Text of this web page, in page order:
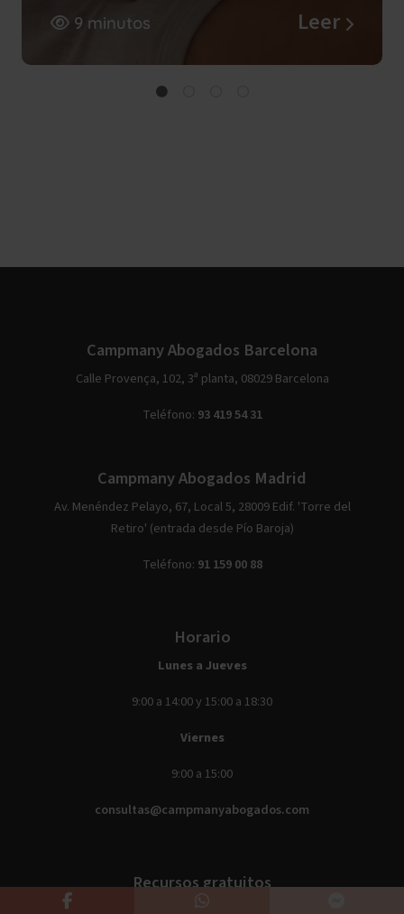
9 minutos Leer
Campmany Abogados Barcelona
Calle Provença, 102, 3ª planta, 08029 Barcelona
Teléfono: 93 419 54 31
Campmany Abogados Madrid
Av. Menéndez Pelayo, 67, Local 5, 28009 Edif. 'Torre del
Retiro' (entrada desde Pío Baroja)
Teléfono: 91 159 00 88
Horario
Lunes a Jueves
9:00 a 14:00 y 15:00 a 18:30
Viernes
9:00 a 15:00
consultas@campmanyabogados.com
Recursos gratuitos